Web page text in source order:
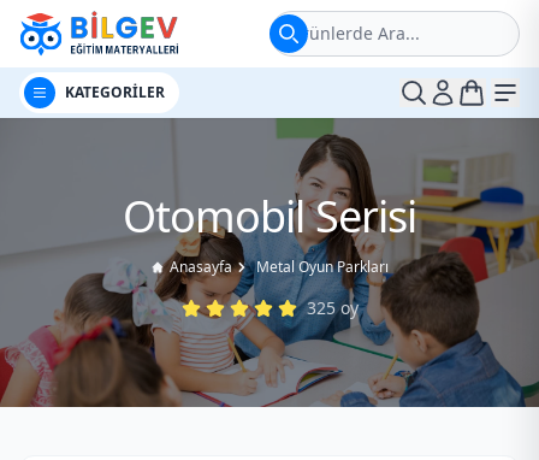
Ürünlerde Ara...
KATEGORİLER
Otomobil Serisi
Anasayfa Metal Oyun Parkları
325 oy